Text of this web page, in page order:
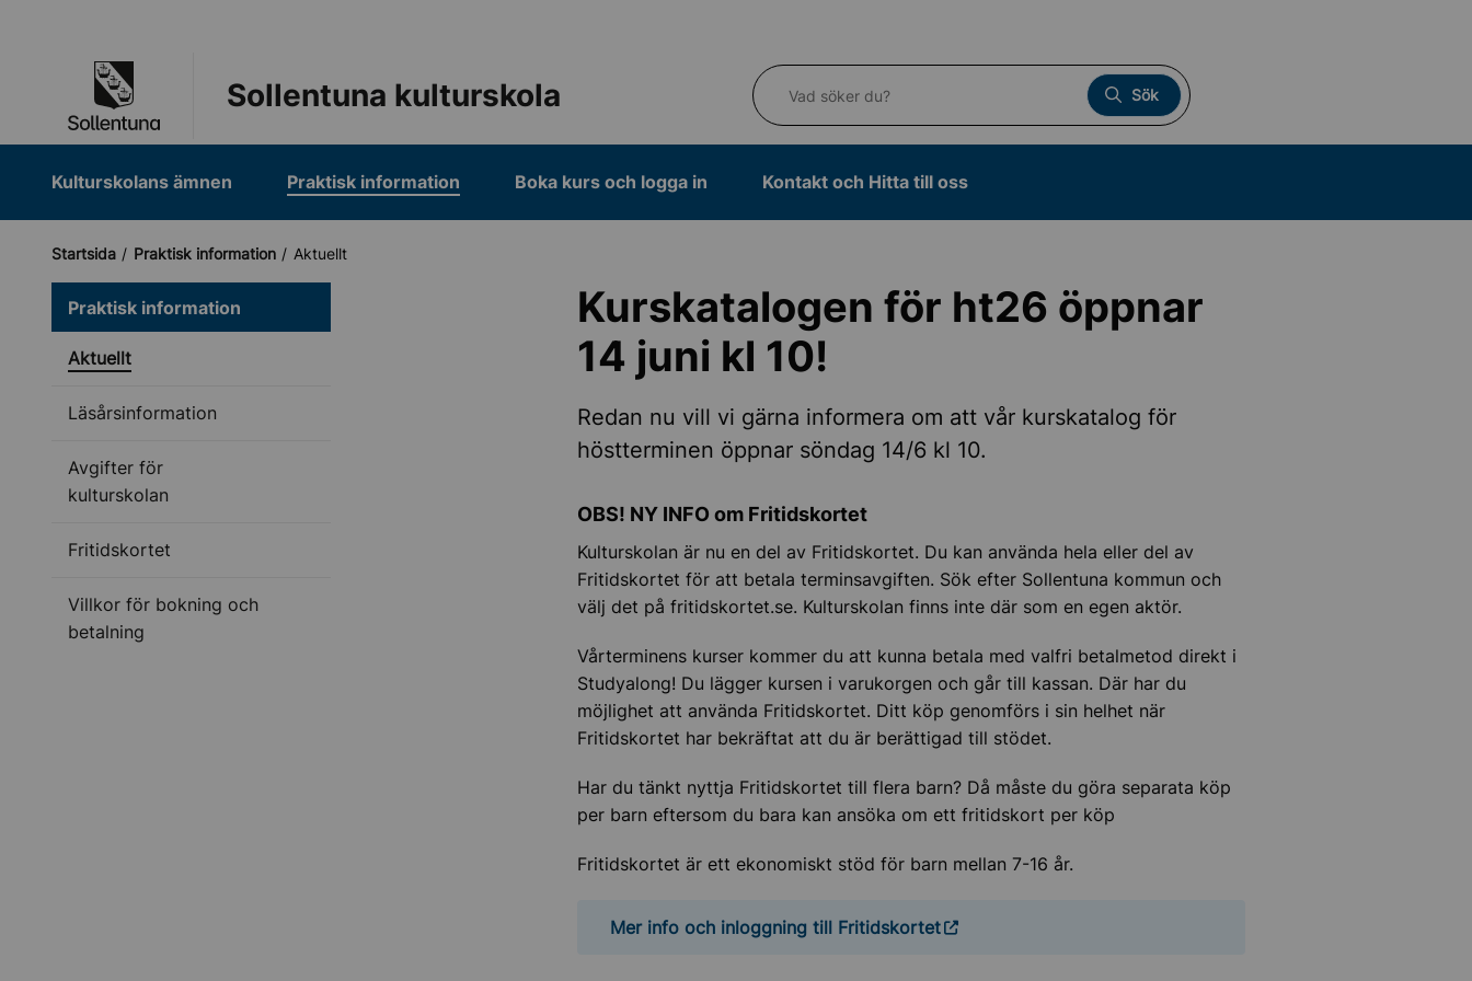
Sollentuna kulturskola
Vad söker du?
Sök
Kulturskolans ämnen Praktisk information Boka kurs och logga in Kontakt och Hitta till oss
Startsida Praktisk information Aktuellt
Praktisk information
Aktuellt
Läsårsinformation
Avgifter för
kulturskolan
Fritidskortet
Villkor för bokning och
betalning
Kurskatalogen för ht26 öppnar
14 juni kl 10!
Redan nu vill vi gärna informera om att vår kurskatalog för
höstterminen öppnar söndag 14/6 kl 10.
OBS! NY INFO om Fritidskortet
Kulturskolan är nu en del av Fritidskortet. Du kan använda hela eller del av
Fritidskortet för att betala terminsavgiften. Sök efter Sollentuna kommun och
välj det på fritidskortet.se. Kulturskolan finns inte där som en egen aktör.
Vårterminens kurser kommer du att kunna betala med valfri betalmetod direkt i
Studyalong! Du lägger kursen i varukorgen och går till kassan. Där har du
möjlighet att använda Fritidskortet. Ditt köp genomförs i sin helhet när
Fritidskortet har bekräftat att du är berättigad till stödet.
Har du tänkt nyttja Fritidskortet till flera barn? Då måste du göra separata köp
per barn eftersom du bara kan ansöka om ett fritidskort per köp
Fritidskortet är ett ekonomiskt stöd för barn mellan 7-16 år.
Mer info och inloggning till Fritidskortet